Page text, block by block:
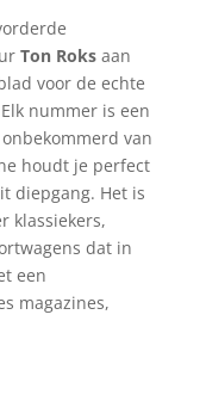
Ton Roksaan
voor de echte
nummer is een
van
houdt je perfect
diepgang. Het is
klassiekers,
dat in
een
magazines,